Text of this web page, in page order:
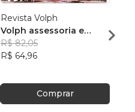
Revista Volph
Volph assessoria e
marketing
R$ 82,05
R$ 64,96
Comprar
R$